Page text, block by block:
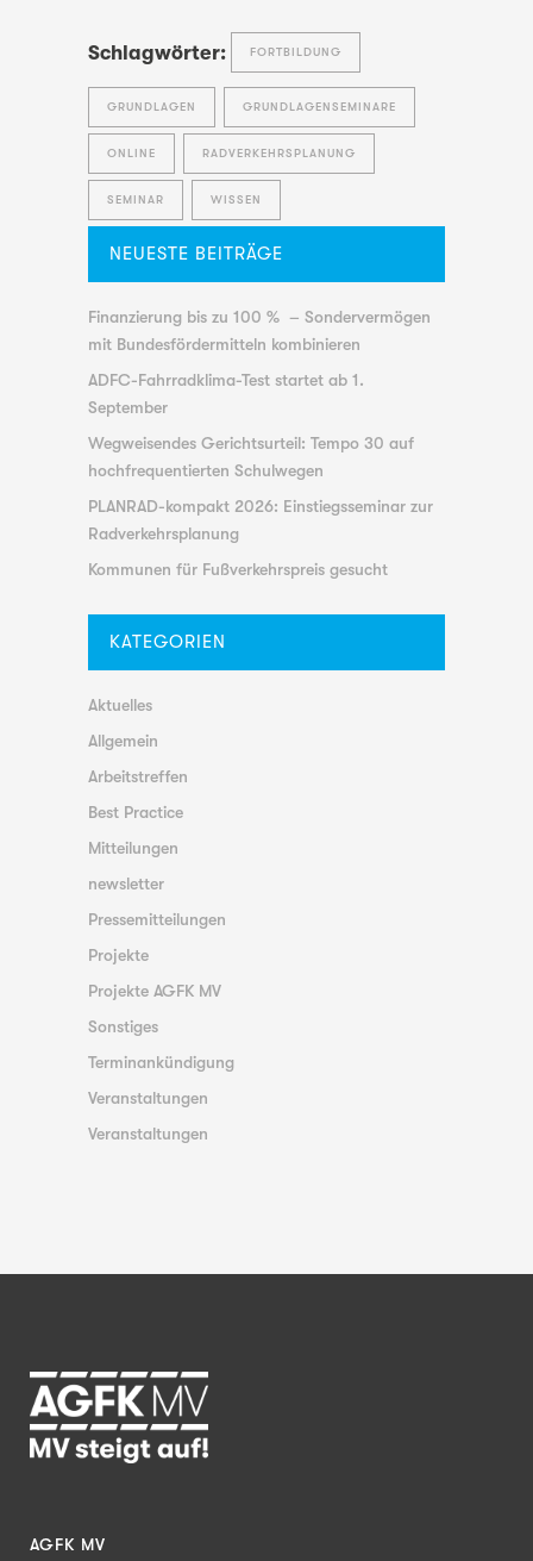
Schlagwörter: FORTBILDUNG
GRUNDLAGEN GRUNDLAGENSEMINARE
ONLINE RADVERKEHRSPLANUNG
SEMINAR WISSEN
NEUESTE BEITRÄGE
Finanzierung bis zu 100 % – Sondervermögen
mit Bundesfördermitteln kombinieren
ADFC-Fahrradklima-Test startet ab 1.
September
Wegweisendes Gerichtsurteil: Tempo 30 auf
hochfrequentierten Schulwegen
PLANRAD-kompakt 2026: Einstiegsseminar zur
Radverkehrsplanung
Kommunen für Fußverkehrspreis gesucht
KATEGORIEN
Aktuelles
Allgemein
Arbeitstreffen
Best Practice
Mitteilungen
newsletter
Pressemitteilungen
Projekte
Projekte AGFK MV
Sonstiges
Terminankündigung
Veranstaltungen
Veranstaltungen
AGFK MV